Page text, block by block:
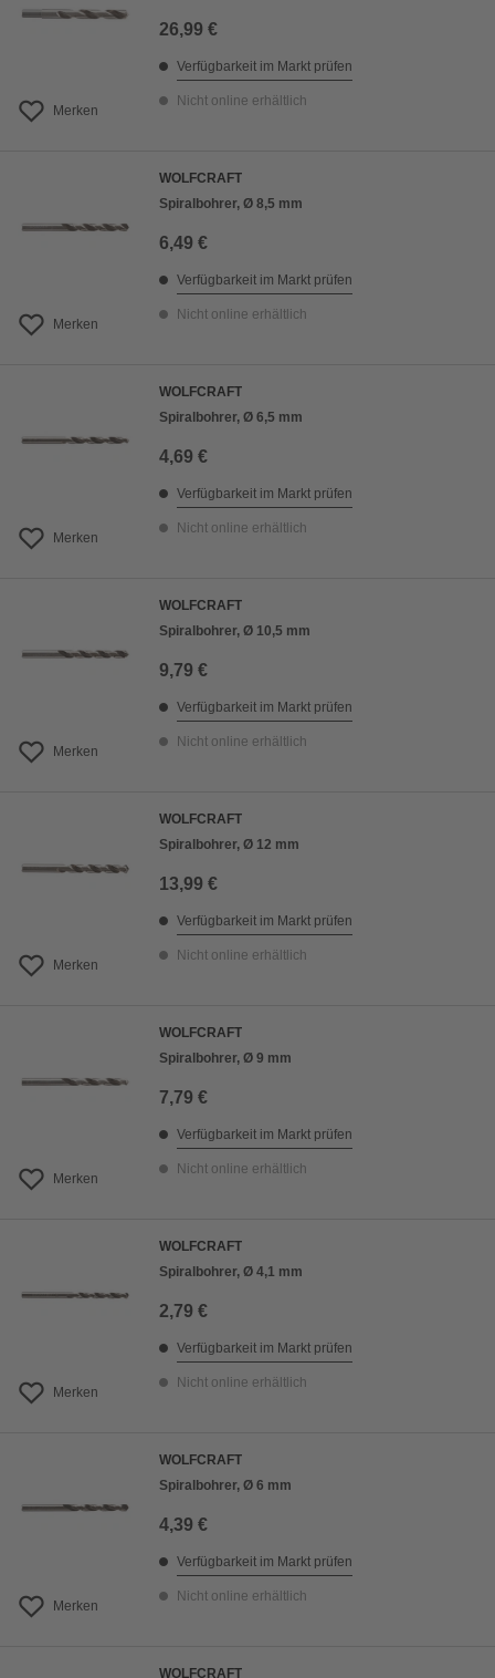
Merken
26,99 €
Verfügbarkeit im Markt prüfen
Nicht online erhältlich
Merken
WOLFCRAFT
Spiralbohrer, Ø 8,5 mm
6,49 €
Verfügbarkeit im Markt prüfen
Nicht online erhältlich
Merken
WOLFCRAFT
Spiralbohrer, Ø 6,5 mm
4,69 €
Verfügbarkeit im Markt prüfen
Nicht online erhältlich
Merken
WOLFCRAFT
Spiralbohrer, Ø 10,5 mm
9,79 €
Verfügbarkeit im Markt prüfen
Nicht online erhältlich
Merken
WOLFCRAFT
Spiralbohrer, Ø 12 mm
13,99 €
Verfügbarkeit im Markt prüfen
Nicht online erhältlich
Merken
WOLFCRAFT
Spiralbohrer, Ø 9 mm
7,79 €
Verfügbarkeit im Markt prüfen
Nicht online erhältlich
Merken
WOLFCRAFT
Spiralbohrer, Ø 4,1 mm
2,79 €
Verfügbarkeit im Markt prüfen
Nicht online erhältlich
Merken
WOLFCRAFT
Spiralbohrer, Ø 6 mm
4,39 €
Verfügbarkeit im Markt prüfen
Nicht online erhältlich
WOLFCRAFT